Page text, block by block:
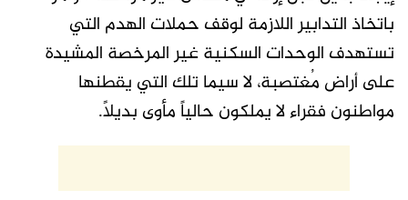
باتخاذ التدابير اللازمة لوقف حملات الهدم التي
تستهدف الوحدات السكنية غير المرخصة المشيدة
على أراض مُغتصبة، لا سيما تلك التي يقطنها
مواطنون فقراء لا يملكون حالياً مأوى بديلاً.